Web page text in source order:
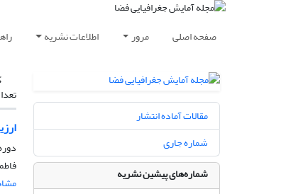
صفحه اصلی مرور اطلاعات نشریه
دوره 5، شماره 18، زمستان
مقالات آماده انتشار
شماره جاری
شماره‌های پیشین نشریه